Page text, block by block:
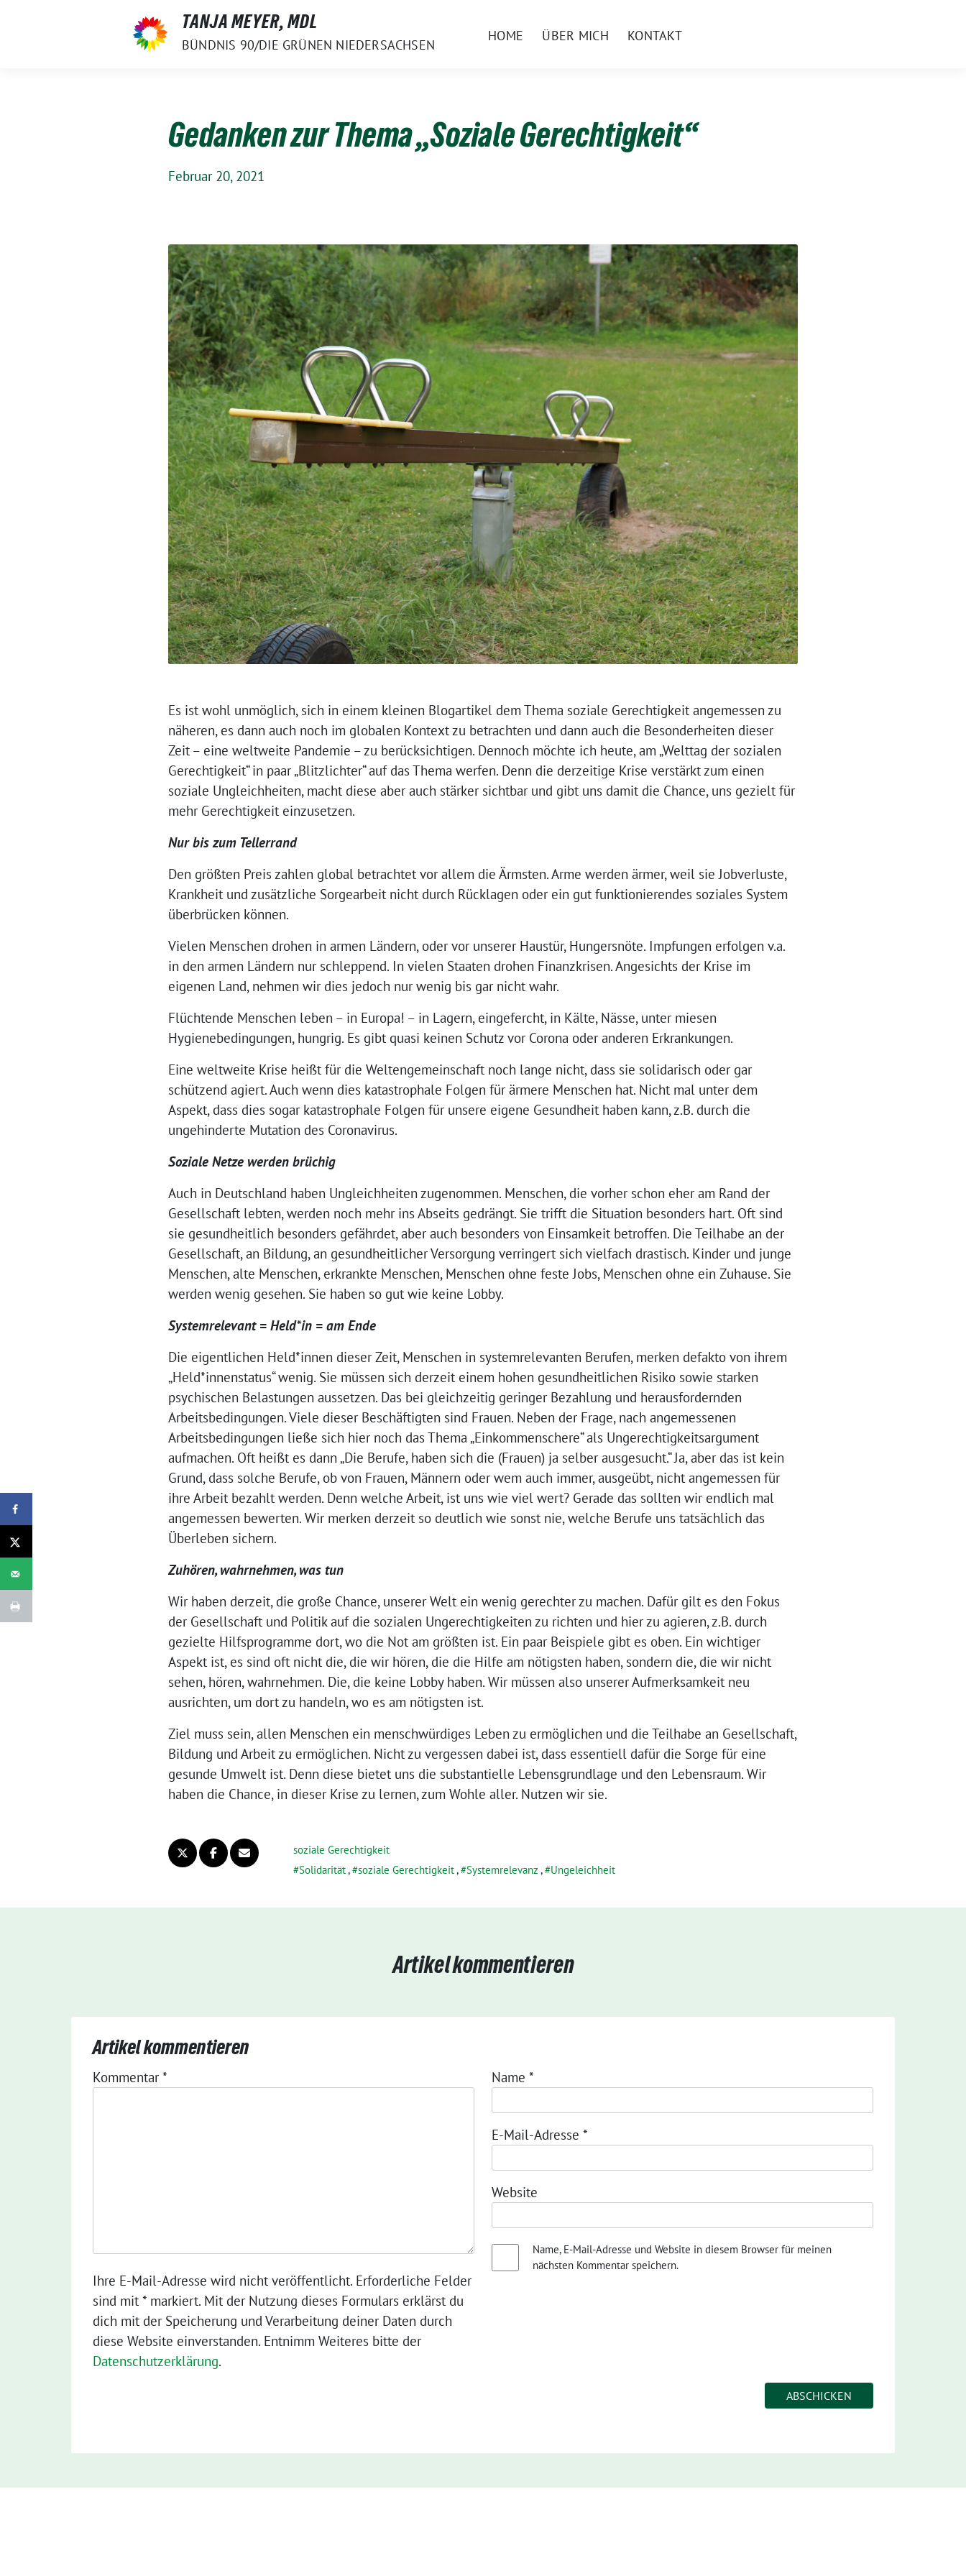
TANJA MEYER, MDL
BÜNDNIS 90/DIE GRÜNEN NIEDERSACHSEN
HOME ÜBER MICH KONTAKT
Gedanken zur Thema „Soziale Gerechtigkeit“
Februar 20, 2021
Es ist wohl unmöglich, sich in einem kleinen Blogartikel dem Thema soziale Gerechtigkeit angemessen zu
näheren, es dann auch noch im globalen Kontext zu betrachten und dann auch die Besonderheiten dieser
Zeit – eine weltweite Pandemie – zu berücksichtigen. Dennoch möchte ich heute, am „Welttag der sozialen
Gerechtigkeit“ in paar „Blitzlichter“ auf das Thema werfen. Denn die derzeitige Krise verstärkt zum einen
soziale Ungleichheiten, macht diese aber auch stärker sichtbar und gibt uns damit die Chance, uns gezielt für
mehr Gerechtigkeit einzusetzen.
Nur bis zum Tellerrand
Den größten Preis zahlen global betrachtet vor allem die Ärmsten. Arme werden ärmer, weil sie Jobverluste,
Krankheit und zusätzliche Sorgearbeit nicht durch Rücklagen oder ein gut funktionierendes soziales System
überbrücken können.
Vielen Menschen drohen in armen Ländern, oder vor unserer Haustür, Hungersnöte. Impfungen erfolgen v.a.
in den armen Ländern nur schleppend. In vielen Staaten drohen Finanzkrisen. Angesichts der Krise im
eigenen Land, nehmen wir dies jedoch nur wenig bis gar nicht wahr.
Flüchtende Menschen leben – in Europa! – in Lagern, eingefercht, in Kälte, Nässe, unter miesen
Hygienebedingungen, hungrig. Es gibt quasi keinen Schutz vor Corona oder anderen Erkrankungen.
Eine weltweite Krise heißt für die Weltengemeinschaft noch lange nicht, dass sie solidarisch oder gar
schützend agiert. Auch wenn dies katastrophale Folgen für ärmere Menschen hat. Nicht mal unter dem
Aspekt, dass dies sogar katastrophale Folgen für unsere eigene Gesundheit haben kann, z.B. durch die
ungehinderte Mutation des Coronavirus.
Soziale Netze werden brüchig
Auch in Deutschland haben Ungleichheiten zugenommen. Menschen, die vorher schon eher am Rand der
Gesellschaft lebten, werden noch mehr ins Abseits gedrängt. Sie trifft die Situation besonders hart. Oft sind
sie gesundheitlich besonders gefährdet, aber auch besonders von Einsamkeit betroffen. Die Teilhabe an der
Gesellschaft, an Bildung, an gesundheitlicher Versorgung verringert sich vielfach drastisch. Kinder und junge
Menschen, alte Menschen, erkrankte Menschen, Menschen ohne feste Jobs, Menschen ohne ein Zuhause. Sie
werden wenig gesehen. Sie haben so gut wie keine Lobby.
Systemrelevant = Held*in = am Ende
Die eigentlichen Held*innen dieser Zeit, Menschen in systemrelevanten Berufen, merken defakto von ihrem
„Held*innenstatus“ wenig. Sie müssen sich derzeit einem hohen gesundheitlichen Risiko sowie starken
psychischen Belastungen aussetzen. Das bei gleichzeitig geringer Bezahlung und herausfordernden
Arbeitsbedingungen. Viele dieser Beschäftigten sind Frauen. Neben der Frage, nach angemessenen
Arbeitsbedingungen ließe sich hier noch das Thema „Einkommenschere“ als Ungerechtigkeitsargument
aufmachen. Oft heißt es dann „Die Berufe, haben sich die (Frauen) ja selber ausgesucht.“ Ja, aber das ist kein
Grund, dass solche Berufe, ob von Frauen, Männern oder wem auch immer, ausgeübt, nicht angemessen für
ihre Arbeit bezahlt werden. Denn welche Arbeit, ist uns wie viel wert? Gerade das sollten wir endlich mal
angemessen bewerten. Wir merken derzeit so deutlich wie sonst nie, welche Berufe uns tatsächlich das
Überleben sichern.
Zuhören, wahrnehmen, was tun
Wir haben derzeit, die große Chance, unserer Welt ein wenig gerechter zu machen. Dafür gilt es den Fokus
der Gesellschaft und Politik auf die sozialen Ungerechtigkeiten zu richten und hier zu agieren, z.B. durch
gezielte Hilfsprogramme dort, wo die Not am größten ist. Ein paar Beispiele gibt es oben. Ein wichtiger
Aspekt ist, es sind oft nicht die, die wir hören, die die Hilfe am nötigsten haben, sondern die, die wir nicht
sehen, hören, wahrnehmen. Die, die keine Lobby haben. Wir müssen also unserer Aufmerksamkeit neu
ausrichten, um dort zu handeln, wo es am nötigsten ist.
Ziel muss sein, allen Menschen ein menschwürdiges Leben zu ermöglichen und die Teilhabe an Gesellschaft,
Bildung und Arbeit zu ermöglichen. Nicht zu vergessen dabei ist, dass essentiell dafür die Sorge für eine
gesunde Umwelt ist. Denn diese bietet uns die substantielle Lebensgrundlage und den Lebensraum. Wir
haben die Chance, in dieser Krise zu lernen, zum Wohle aller. Nutzen wir sie.
soziale Gerechtigkeit
Solidarität, soziale Gerechtigkeit, Systemrelevanz , Ungeleichheit
Artikel kommentieren
Artikel kommentieren
Kommentar*
Ihre E-Mail-Adresse wird nicht veröffentlicht. Erforderliche Felder
sind mit * markiert. Mit der Nutzung dieses Formulars erklärst du
dich mit der Speicherung und Verarbeitung deiner Daten durch
diese Website einverstanden. Entnimm Weiteres bitte der
Datenschutzerklärung.
Name *
E-Mail-Adresse *
Website
Name, E-Mail-Adresse und Website in diesem Browser für meinen
nächsten Kommentar speichern.